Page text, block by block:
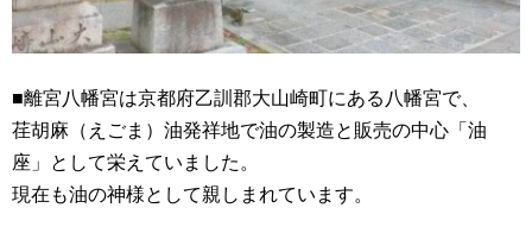
■離宮八幡宮は京都府乙訓郡大山崎町にある八幡宮で、
荏胡麻（えごま）油発祥地で油の製造と販売の中心「油
座」として栄えていました。
現在も油の神様として親しまれています。